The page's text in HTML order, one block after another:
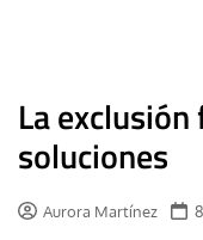
La
soluciones
Aurora Martínez